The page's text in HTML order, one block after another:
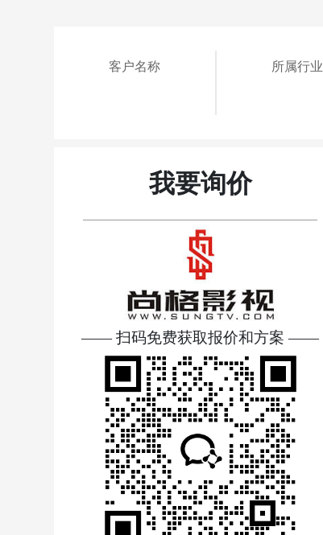
客户名称 所属行业
我要询价
—— 扫码免费获取报价和方案 ——